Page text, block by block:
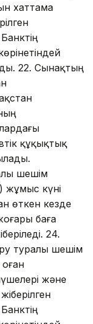
хаттама
22. Сынақтың
құқықтық
шешім
жұмыс күні
өткен кезде
баға
24.
туралы шешім
және